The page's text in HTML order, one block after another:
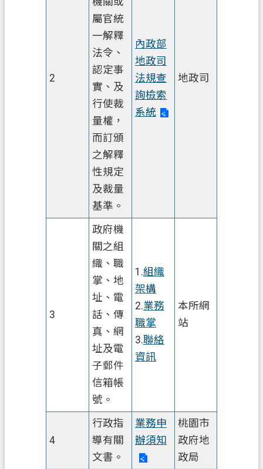
2
屬官統
一解釋
法令、
認定事
實、及
行使裁
量權，
而訂頒
之解釋
性規定
及裁量
基準。
內政部
地政司
法規查
詢檢索
系統
地政司
3
政府機
關之組
織、職
掌、地
址、電
話、傳
真、網
址及電
子郵件
信箱帳
號。
1.組織
架構
2.業務
職掌
3.聯絡
資訊
本所網
站
4
行政指
導有關
文書。
業務申
辦須知
桃園市
政府地
政局